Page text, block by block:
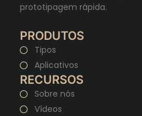
prototipagem rápida.
PRODUTOS
Tipos
Aplicativos
RECURSOS
Sobre nós
Vídeos